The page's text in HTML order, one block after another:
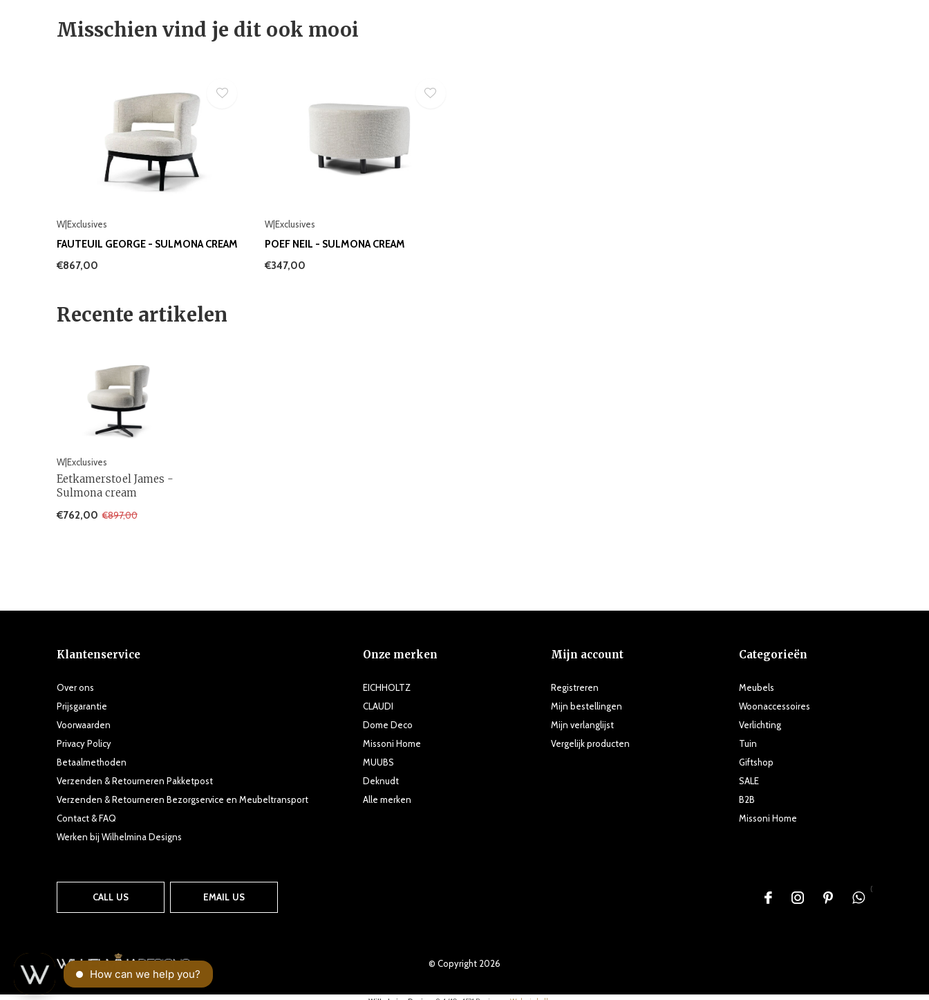
Misschien vind je dit ook mooi
W|Exclusives
FAUTEUIL GEORGE - SULMONA CREAM
€867,00
W|Exclusives
POEF NEIL - SULMONA CREAM
€347,00
Recente artikelen
W|Exclusives
Eetkamerstoel James -
Sulmona cream
€762,00 €897,00
Klantenservice
Over ons
Prijsgarantie
Voorwaarden
Privacy Policy
Betaalmethoden
Verzenden & Retourneren Pakketpost
Verzenden & Retourneren Bezorgservice en Meubeltransport
Contact & FAQ
Werken bij Wilhelmina Designs
Onze merken
EICHHOLTZ
CLAUDI
Dome Deco
Missoni Home
MUUBS
Deknudt
Alle merken
Mijn account
Registreren
Mijn bestellingen
Mijn verlanglijst
Vergelijk producten
Categorieën
Meubels
Woonaccessoires
Verlichting
Tuin
Giftshop
SALE
B2B
Missoni Home
CALL US EMAIL US
{
© Copyright 2026